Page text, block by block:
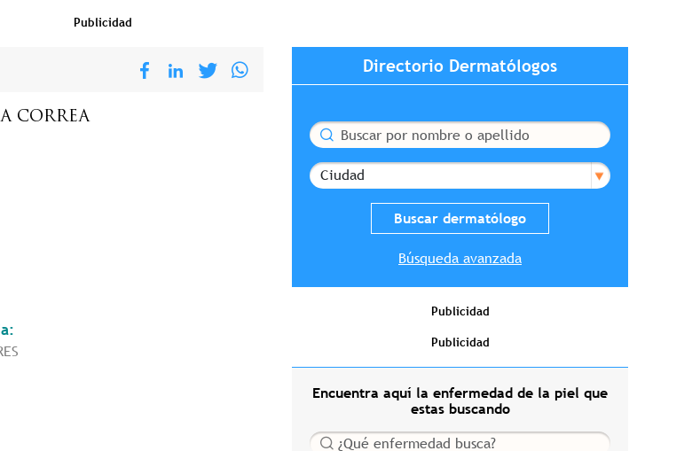
Publicidad
CORREA
Directorio Dermatólogos
Buscar
Ciudad
Búsqueda avanzada
Publicidad
Publicidad
Encuentra aquí la enfermedad de la piel que
estas buscando
Buscar